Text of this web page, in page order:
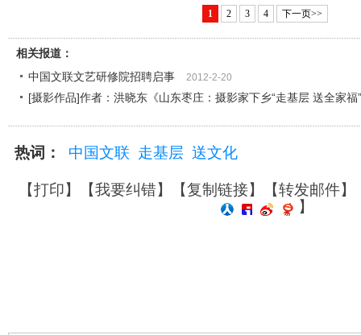
1 2 3 4 下一页>>
相关报道：
中国文联文艺研修院招聘启事
2012-2-20
[摄影作品]作者：洪晓东《山东枣庄：摄影家下乡“走基层 送全家福
热词： 中国文联 走基层 送文化
【打印】【我要纠错】【复制链接】【转发邮件】
】